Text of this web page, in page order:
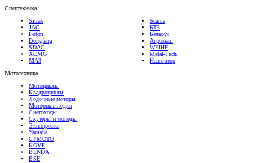
Спецтехника
Sitrak
JAC
Foton
Dongfeng
SDAC
XCMG
МАЗ
Scania
БТЗ
Беларус
Агромаш
WEIHE
Metal-Fach
Навигатор
Мототехника
Мотоциклы
Квадроциклы
Лодочные моторы
Моторные лодки
Снегоходы
Скутеры и мопеды
Экипировка
Yamaha
CFMOTO
KOVE
BENDA
BSE